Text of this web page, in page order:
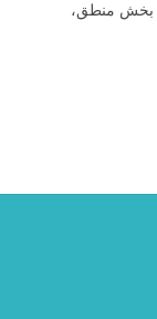
بخش منطق،